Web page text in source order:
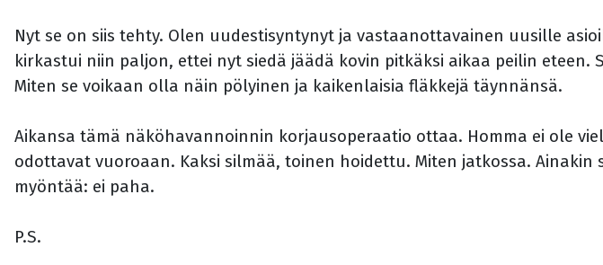
Nyt se on siis tehty. Olen uudestisyntynyt ja vastaanottavainen uusille
kirkastui niin paljon, ettei nyt siedä jäädä kovin pitkäksi aikaa peilin
Miten se voikaan olla näin pölyinen ja kaikenlaisia fläkkejä täynnänsä.
Aikansa tämä näköhavannoinnin korjausoperaatio ottaa. Homma ei ole
odottavat vuoroaan. Kaksi silmää, toinen hoidettu. Miten jatkossa.
myöntää: ei paha.
P.S.